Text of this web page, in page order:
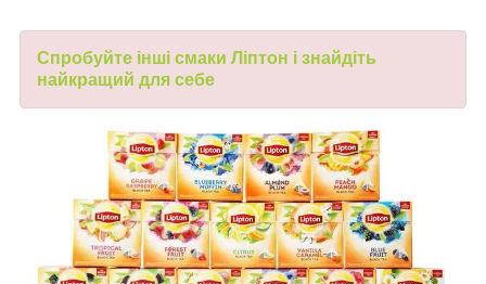
Спробуйте інші смаки Ліптон і знайдіть
найкращий для себе